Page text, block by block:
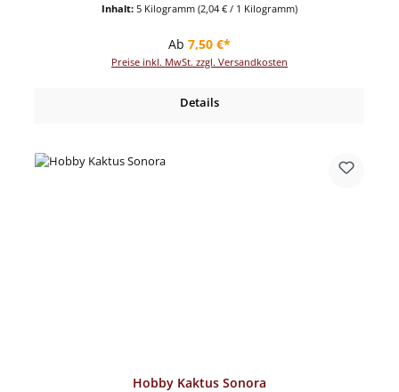
Inhalt: 5 Kilogramm (2,04 € / 1 Kilogramm)
Regulärer Preis:
Ab 7,50 €*
Preise inkl. MwSt. zzgl. Versandkosten
Details
Hobby Kaktus Sonora